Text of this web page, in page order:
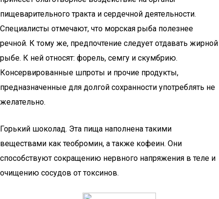
пищеварительного тракта и сердечной деятельности.
Специалисты отмечают, что морская рыба полезнее
речной. К тому же, предпочтение следует отдавать жирной
рыбе. К ней относят: форель, семгу и скумбрию.
Консервированные шпроты и прочие продукты,
предназначенные для долгой сохранности употреблять не
желательно.
Горький шоколад. Эта пища наполнена такими
веществами как теобромин, а также кофеин. Они
способствуют сокращению нервного напряжения в теле и
очищению сосудов от токсинов.